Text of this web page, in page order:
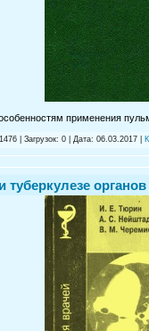
применения
| Загрузок: 0 | Дата: 06.03.2017